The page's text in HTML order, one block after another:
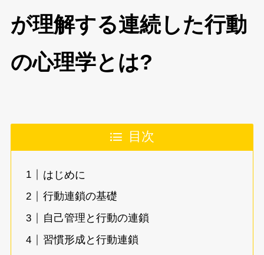
が理解する連続した行動
の心理学とは?
目次
はじめに
行動連鎖の基礎
自己管理と行動の連鎖
習慣形成と行動連鎖